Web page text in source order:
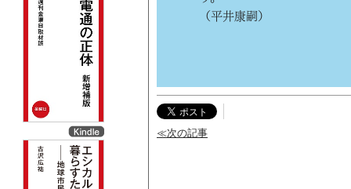
（平井康嗣）
≪次の記事